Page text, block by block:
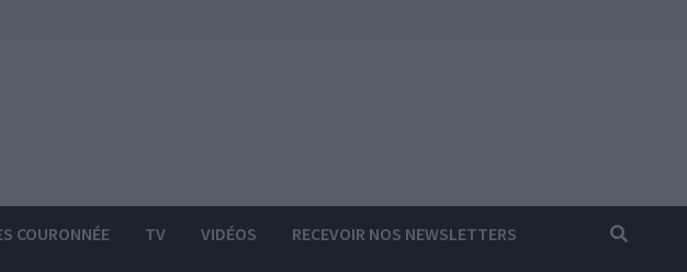
COURONNÉE TV VIDÉOS RECEVOIR NOS NEWSLETTERS